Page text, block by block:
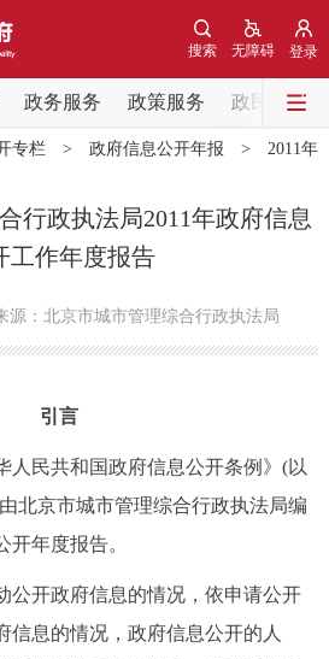
登录
无障碍
搜索
政务服务 政策服务 政民互动
国务院信息 中央部委动态
会议信息 部门动态
机构职能
政策解读 回应关切
专栏> 政府信息公开年报 > 2011年
行政执法局2011年政府信息
工作年度报告
源：北京市城市管理综合行政执法局
引言
民共和国政府信息公开条例》(以
北京市城市管理综合行政执法局编
开年度报告。
开政府信息的情况，依申请公开
信息的情况，政府信息公开的人